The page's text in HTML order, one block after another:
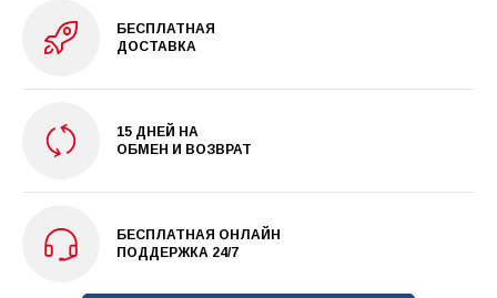
БЕСПЛАТНАЯ
ДОСТАВКА
15 ДНЕЙ НА
ОБМЕН И ВОЗВРАТ
БЕСПЛАТНАЯ ОНЛАЙН
ПОДДЕРЖКА 24/7